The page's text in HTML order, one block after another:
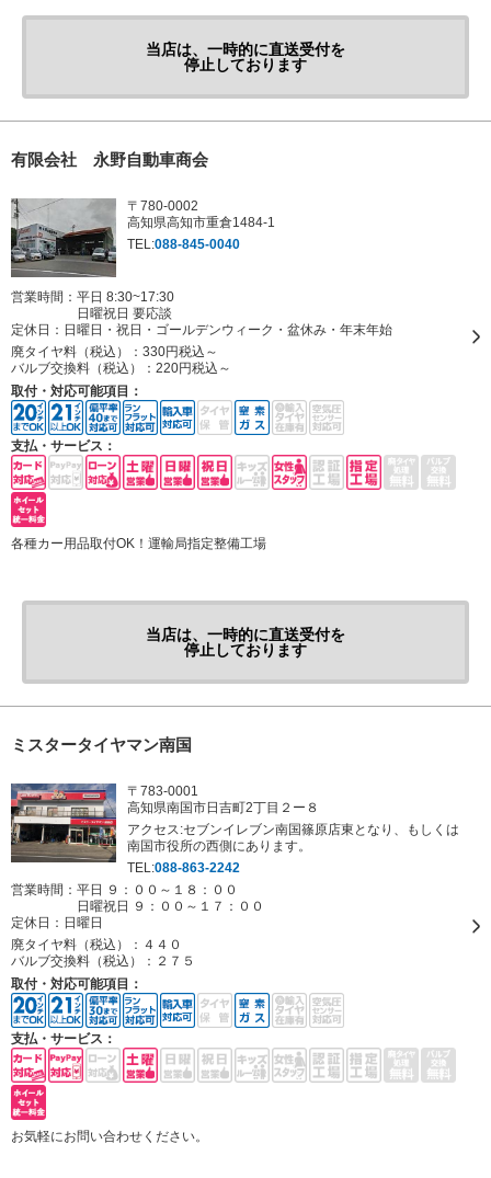
当店は、一時的に直送受付を
停止しております
有限会社 永野自動車商会
〒780-0002
高知県高知市重倉1484-1
TEL:088-845-0040
営業時間：平日 8:30~17:30
日曜祝日 要応談
定休日： 日曜日・祝日・ゴールデンウィーク・盆休み・年末年始
廃タイヤ料（税込）： 330円税込～
バルブ交換料（税込）： 220円税込～
取付・対応可能項目：
支払・サービス：
各種カー用品取付OK！運輸局指定整備工場
当店は、一時的に直送受付を
停止しております
ミスタータイヤマン南国
〒783-0001
高知県南国市日吉町2丁目２ー８
アクセス:セブンイレブン南国篠原店東となり、もしくは
南国市役所の西側にあります。
TEL:088-863-2242
営業時間：平日 ９：００～１８：００
日曜祝日 ９：００～１７：００
定休日： 日曜日
廃タイヤ料（税込）： ４４０
バルブ交換料（税込）： ２７５
取付・対応可能項目：
支払・サービス：
お気軽にお問い合わせください。